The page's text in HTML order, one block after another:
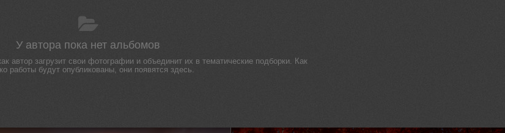
У автора пока нет альбомов
автор загрузит свои фотографии и объединит их в тематические подборки. Как
работы будут опубликованы, они появятся здесь.